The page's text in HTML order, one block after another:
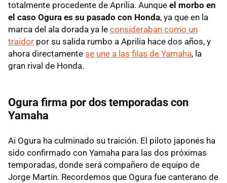
totalmente procedente de Aprilia. Aunque el morbo en
el caso Ogura es su pasado con Honda, ya que en la
marca del ala dorada ya le consideraban como un
traidor por su salida rumbo a Aprilia hace dos años, y
ahora directamente se une a las filas de Yamaha, la
gran rival de Honda.
Ogura firma por dos temporadas con
Yamaha
Ai Ogura ha culminado su traición. El piloto japonés ha
sido confirmado con Yamaha para las dos próximas
temporadas, donde será compañero de equipo de
Jorge Martín. Recordemos que Ogura fue canterano de